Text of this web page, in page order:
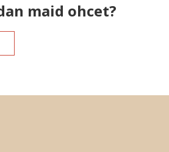
maid ohcet?